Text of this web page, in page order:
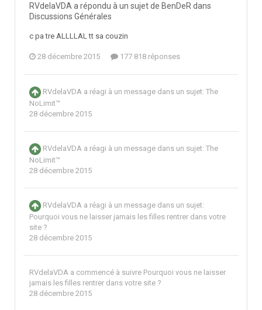
RVdelaVDA a répondu à un sujet de BenDeR dans
Discussions Générales
c pa tre ALLLLAL tt sa couzin
28 décembre 2015 177 818 réponses
RVdelaVDA a réagi à un message dans un sujet: The
NoLimit™
28 décembre 2015
RVdelaVDA a réagi à un message dans un sujet: The
NoLimit™
28 décembre 2015
RVdelaVDA a réagi à un message dans un sujet:
Pourquoi vous ne laisser jamais les filles rentrer dans votre
site ?
28 décembre 2015
RVdelaVDA a commencé à suivre Pourquoi vous ne laisser
jamais les filles rentrer dans votre site ?
28 décembre 2015